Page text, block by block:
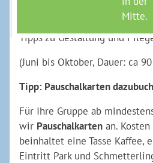
Maxiparks. Erfahren Sie dabei
über die verschiedenen
Tipps zu Gestaltung und
(Juni bis Oktober, Dauer: ca
Tipp: Pauschalkarten
Für Ihre Gruppe ab
wir Pauschalkarten an.
beinhaltet eine Tasse Kaffee,
Eintritt Park und